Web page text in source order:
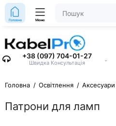
+38 (097) 704-01-27
Швидка Консультація
⌄
Головна Меню
Головна Освітлення Аксесуари
Патрони для ламп